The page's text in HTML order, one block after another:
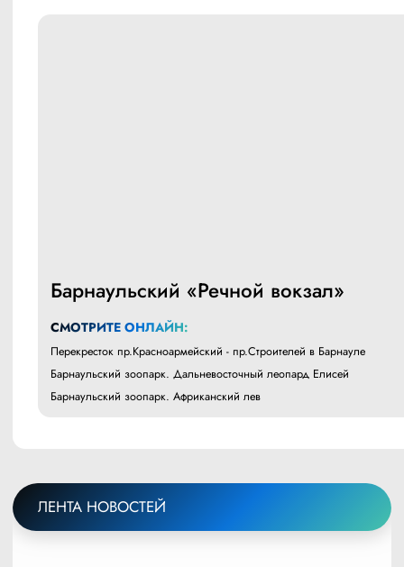
Барнаульский «Речной вокзал»
СМОТРИТЕ ОНЛАЙН:
Перекресток пр.Красноармейский - пр.Строителей в Барнауле
Барнаульский зоопарк. Дальневосточный леопард Елисей
Барнаульский зоопарк. Африканский лев
ЛЕНТА НОВОСТЕЙ